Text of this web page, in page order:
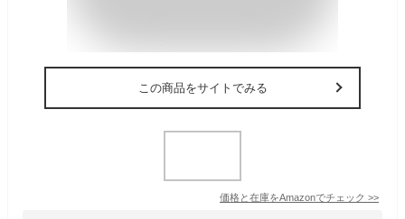
この商品をサイトでみる
価格と在庫をAmazonでチェック >>